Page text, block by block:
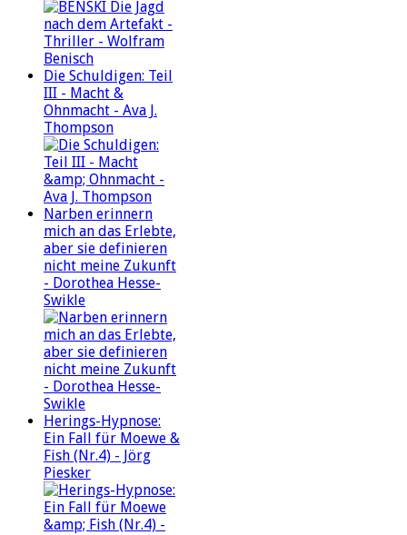
Die Schuldigen: Teil
III - Macht &
Ohnmacht - Ava J.
Thompson
Narben erinnern
mich an das Erlebte,
aber sie definieren
nicht meine Zukunft
- Dorothea Hesse-
Swikle
Herings-Hypnose:
Ein Fall für Moewe &
Fish (Nr.4) - Jörg
Piesker